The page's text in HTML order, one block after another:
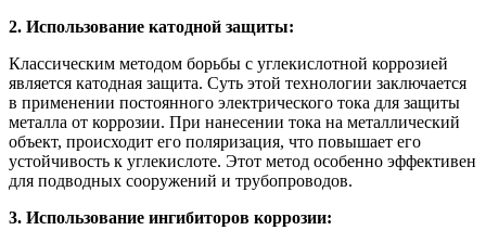
2. Использование катодной защиты:
Классическим методом борьбы с углекислотной коррозией
является катодная защита. Суть этой технологии заключается
в применении постоянного электрического тока для защиты
металла от коррозии. При нанесении тока на металлический
объект, происходит его поляризация, что повышает его
устойчивость к углекислоте. Этот метод особенно эффективен
для подводных сооружений и трубопроводов.
3. Использование ингибиторов коррозии: